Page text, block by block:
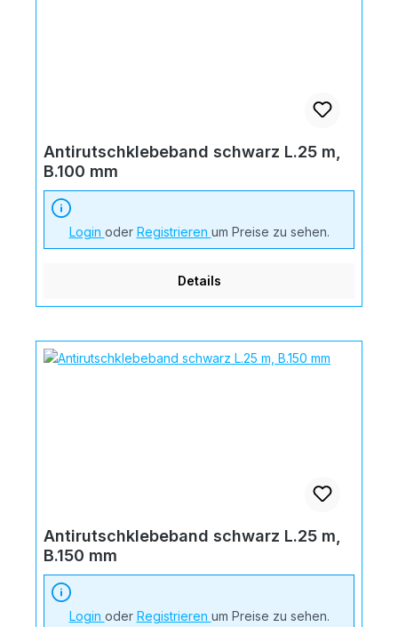
Antirutschklebeband schwarz L.25 m,
B.100 mm
Login oder Registrieren um Preise zu sehen.
Details
Antirutschklebeband schwarz L.25 m,
B.150 mm
Login oder Registrieren um Preise zu sehen.